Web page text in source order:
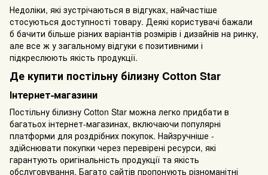
Недоліки, які зустрічаються в відгуках, найчастіше
стосуються доступності товару. Деякі користувачі бажали
б бачити більше різних варіантів розмірів і дизайнів на ринку,
але все ж у загальному відгуки є позитивними і
підкреслюють якість продукції.
Де купити постільну білизну Cotton Star
Інтернет-магазини
Постільну білизну Cotton Star можна легко придбати в
багатьох інтернет-магазинах, включаючи популярні
платформи для роздрібних покупок. Найзручніше -
здійснювати покупки через перевірені ресурси, які
гарантують оригінальність продукції та якість
обслуговування. Багато сайтів пропонують різноманітні